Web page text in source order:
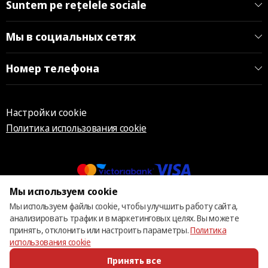
Suntem pe rețelele sociale
Мы в социальных сетях
Номер телефона
Настройки cookie
Политика использования cookie
© 2013 – 2026 ECOM
Мы используем cookie
Мы используем файлы cookie, чтобы улучшить работу сайта,
анализировать трафик и в маркетинговых целях. Вы можете
принять, отклонить или настроить параметры.Политика
использования cookie
Принять все